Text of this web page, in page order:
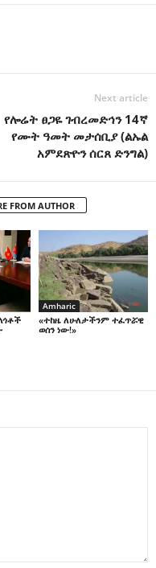
Next article
የሎሬት ፀጋዬ ገብረመድኅን 14ኛ
የሙት ዓመት መታሰቢያ (ልኡል
አምደጽዮን ሰርጸ ድንግል)
FROM AUTHOR
Amharic
«ተከዜ ለሁለታችንም ተፈጥሯዊ
ወሰን ነው!»